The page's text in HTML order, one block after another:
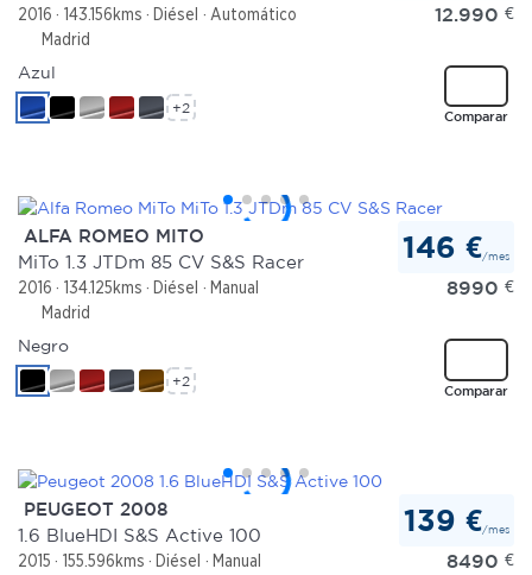
2016 143.156kms Diésel
Automático
Madrid
12.990 €
Comparar
Azul
+2
ALFA ROMEO MITO
MiTo 1.3 JTDm 85 CV S&S Racer
2016 134.125kms Diésel
Manual
Madrid
146 €/mes
8990 €
Comparar
Negro
+2
PEUGEOT 2008
1.6 BlueHDI S&S Active 100
2015 155.596kms Diésel
Manual
139 €/mes
8490 €